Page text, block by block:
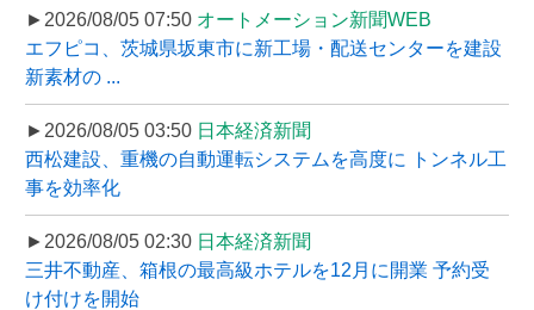
►2026/08/05 07:50 オートメーション新聞WEB
エフピコ、茨城県坂東市に新工場・配送センターを建設
新素材の ...
►2026/08/05 03:50 日本経済新聞
西松建設、重機の自動運転システムを高度に トンネル工
事を効率化
►2026/08/05 02:30 日本経済新聞
三井不動産、箱根の最高級ホテルを12月に開業 予約受
け付けを開始